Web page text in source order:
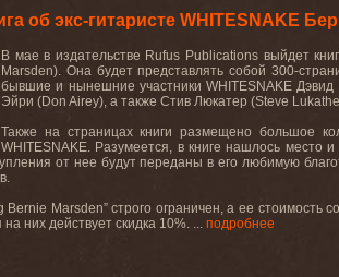
об экс-гитаристе WHITESNAKE
В мае в издательстве Rufus Publications выйдет
Marsden). Она будет представлять собой 300-
бывшие и нынешние участники WHITESNAKE
Эйри (Don Airey), а также Стив Люкатер (Steve
Также на страницах книги размещено большое
WHITESNAKE. Разумеется, в книге нашлось место
от нее будут переданы в его любимую
Bernie Marsden” строго ограничен, а ее
них действует скидка 10%. ... подробнее